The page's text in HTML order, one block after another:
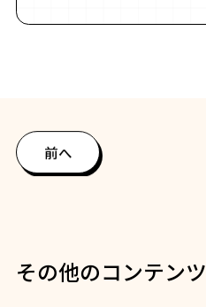
前へ
その他のコンテンツ